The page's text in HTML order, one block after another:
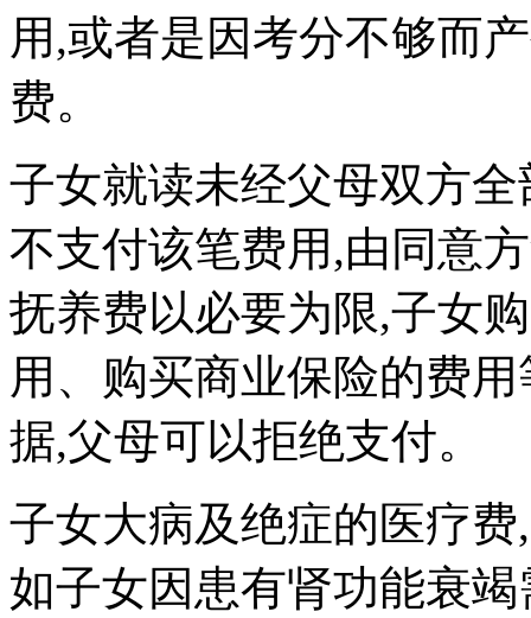
用,或者是因考分不够而
费。
子女就读未经父母双方
不支付该笔费用,由同意
抚养费以必要为限,子女
用、购买商业保险的费
据,父母可以拒绝支付。
子女大病及绝症的医疗
如子女因患有肾功能衰